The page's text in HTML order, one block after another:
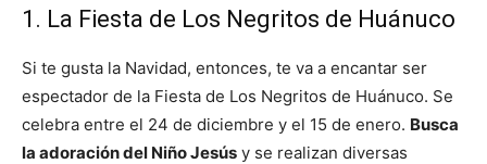
1. La Fiesta de Los Negritos de Huánuco
Si te gusta la Navidad, entonces, te va a encantar ser
espectador de la Fiesta de Los Negritos de Huánuco. Se
celebra entre el 24 de diciembre y el 15 de enero. Busca
la adoración del Niño Jesús y se realizan diversas